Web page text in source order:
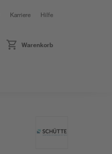
Karriere Hilfe
Warenkorb